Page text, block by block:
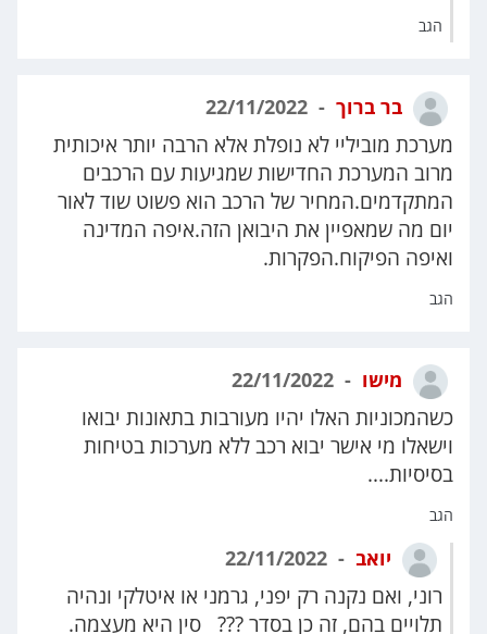
הגב
בר ברוך
מערכת מוביליי לא נופלת אלא הרבה יותר איכותית
מרוב המערכת החדישות שמגיעות עם הרכבים
המתקדמים.המחיר של הרכב הוא פשוט שוד לאור
יום מה שמאפיין את היבואן הזה.איפה המדינה
ואיפה הפיקוח.הפקרות.
הגב
מישו
כשהמכוניות האלו יהיו מעורבות בתאונות יבואו
וישאלו מי אישר יבוא רכב ללא מערכות בטיחות
בסיסיות....
הגב
יואב
רוני, ואם נקנה רק יפני, גרמני או איטלקי ונהיה
תלויים בהם, זה כן בסדר ??? סין היא מעצמה.